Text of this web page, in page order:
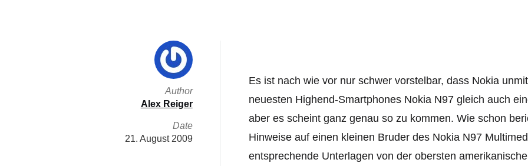
Es ist nach wie vor nur schwer vorstelbar, dass Nokia
neuesten Highend-Smartphones Nokia N97 gleich auch
aber es scheint ganz genau so zu kommen. Wie schon
Hinweise auf einen kleinen Bruder des Nokia N97
entsprechende Unterlagen von der obersten
Author
Alex Reiger
Date
21. August 2009